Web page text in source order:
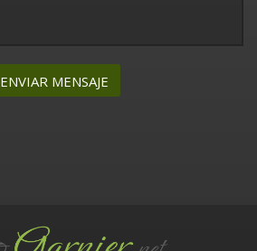
ENVIAR MENSAJE